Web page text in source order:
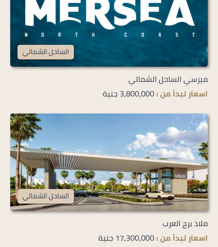
الساحل الشمالي
ميرسي الساحل الشمالي
اسعار تبدأ من :3,800,000 جنية
الساحل الشمالي
ملاذ برج العرب
اسعار تبدأ من :17,300,000 جنية